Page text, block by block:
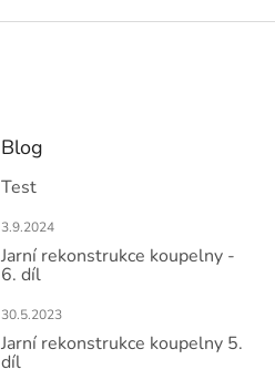
Blog
Test
3.9.2024
Jarní rekonstrukce koupelny -
6. díl
30.5.2023
Jarní rekonstrukce koupelny 5.
díl